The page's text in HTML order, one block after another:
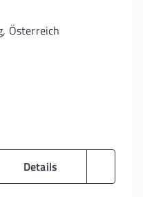
Österreich
Details